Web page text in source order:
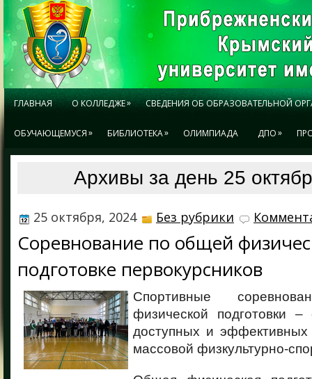
ГЛАВНАЯ О КОЛЛЕДЖЕ» СВЕДЕНИЯ ОБ ОБРАЗОВАТЕЛЬНОЙ
ОБУЧАЮЩЕМУСЯ» БИБЛИОТЕКА» ОЛИМПИАДА ДПО»
Архивы за день 25
25 октября, 2024 Без рубрики
Соревнование по общей
подготовке первокурсников
Спортивные
физической подготовки
доступных и
массовой физкультурно-